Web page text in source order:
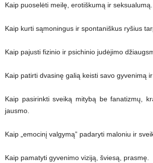
Kaip puoselėti meilę, erotiškumą ir seksualumą.
Kaip kurti sąmoningus ir spontaniškus ryšius
Kaip pajusti fizinio ir psichinio judėjimo
Kaip patirti dvasinę galią keisti savo gyvenimą ir
Kaip pasirinkti sveiką mitybą be fanatizmų,
jausmo.
Kaip „emocinį valgymą” padaryti maloniu ir
Kaip pamatyti gyvenimo viziją, šviesą, prasmę.